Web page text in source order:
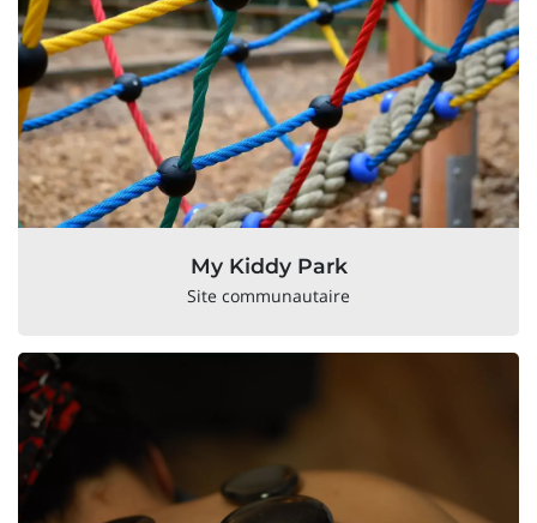
My Kiddy Park
Site communautaire